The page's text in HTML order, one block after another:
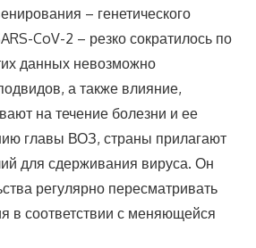
– генетического
CoV-2 – резко сократилось по
данных невозможно
а также влияние,
на течение болезни и ее
главы ВОЗ, страны прилагают
для сдерживания вируса. Он
регулярно пересматривать
в соответствии с меняющейся